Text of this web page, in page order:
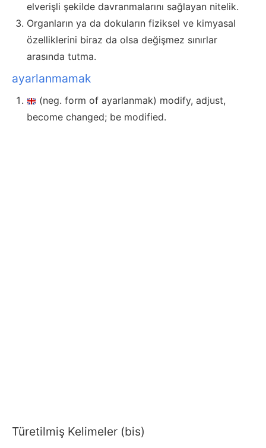
elverişli şekilde davranmalarını sağlayan nitelik.
Organların ya da dokuların fiziksel ve kimyasal
özelliklerini biraz da olsa değişmez sınırlar
arasında tutma.
ayarlanmamak
(neg. form of ayarlanmak) modify, adjust,
become changed; be modified.
Türetilmiş Kelimeler (bis)